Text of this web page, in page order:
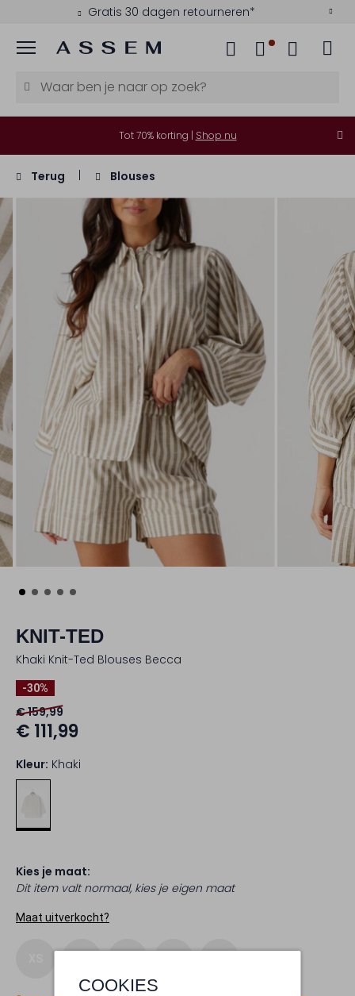
Gratis 30 dagen retourneren*
Menu
COOKIES
Tot 70% korting | Shop nu
Terug Blouses
KNIT-TED
Khaki Knit-Ted Blouses Becca
-30%
€ 159,99
€ 111,99
Kleur: Khaki
Kies je maat:
Dit item valt normaal, kies je eigen maat
Maat uitverkocht?